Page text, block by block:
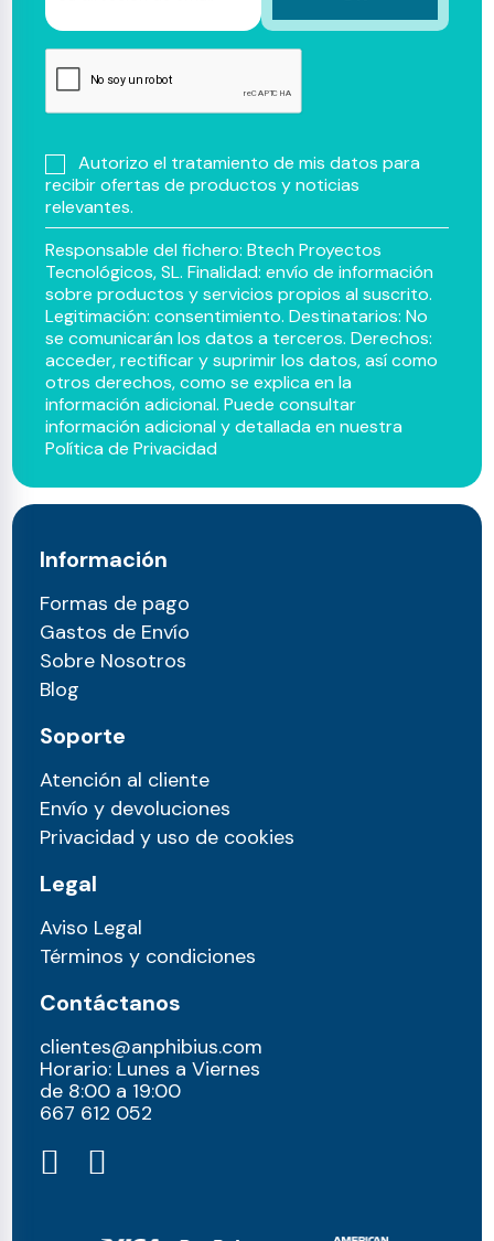
Autorizo el tratamiento de mis datos para
recibir ofertas de productos y noticias
relevantes.
Responsable del fichero: Btech Proyectos
Tecnológicos, SL. Finalidad: envío de información
sobre productos y servicios propios al suscrito.
Legitimación: consentimiento. Destinatarios: No
se comunicarán los datos a terceros. Derechos:
acceder, rectificar y suprimir los datos, así como
otros derechos, como se explica en la
información adicional. Puede consultar
información adicional y detallada en nuestra
Política de Privacidad
Información
Formas de pago
Gastos de Envío
Sobre Nosotros
Blog
Soporte
Atención al cliente
Envío y devoluciones
Privacidad y uso de cookies
Legal
Aviso Legal
Términos y condiciones
Contáctanos
clientes@anphibius.com
Horario: Lunes a Viernes
de 8:00 a 19:00
667 612 052​